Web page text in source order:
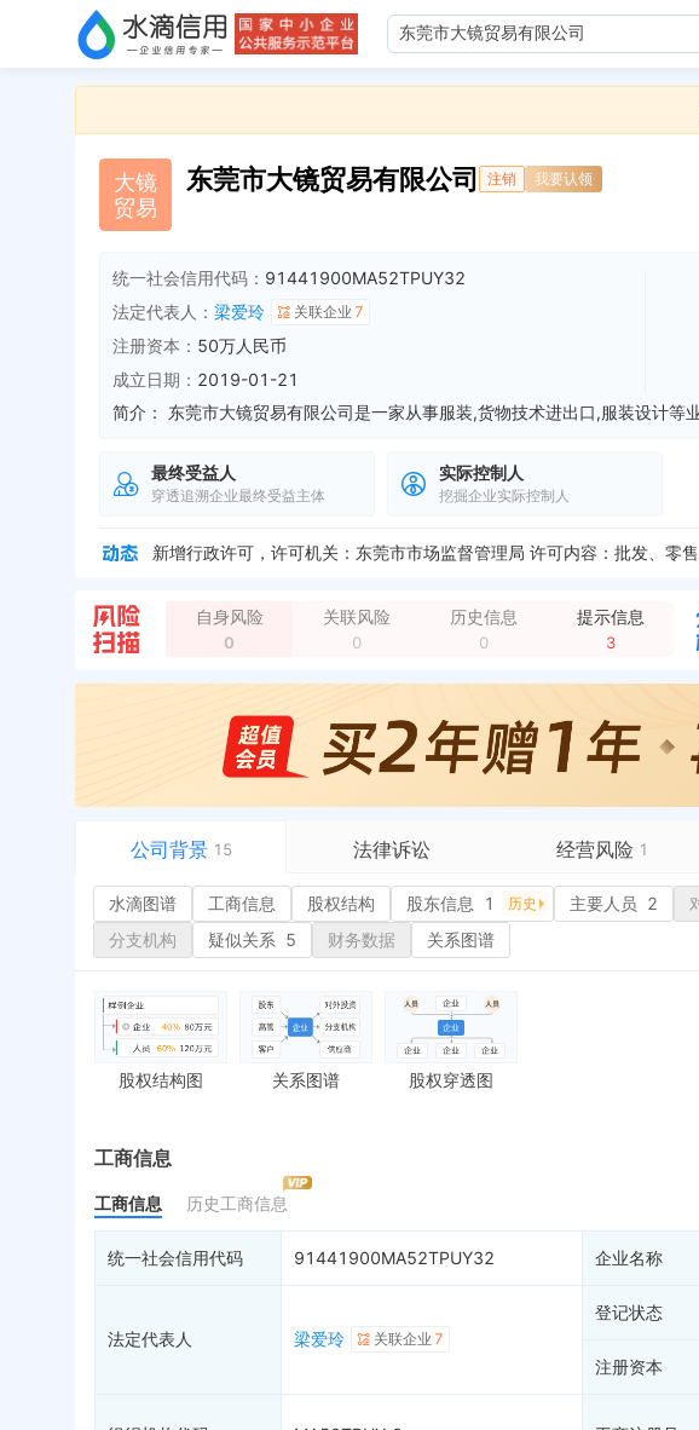
大镜
贸易
东莞市大镜贸易有限公司 注销 我要认领
统一社会信用代码： 91441900MA52TPUY32
法定代表人： 梁爱玲 关联企业 7
注册资本： 50万人民币
成立日期： 2019-01-21
简介：
最终受益人
穿透追溯企业最终受益主体
实际控制人
挖掘企业实际控制人
自身风险
0
关联风险
0
历史信息
0
提示信息
3
公司背景 15 法律诉讼 经营风险 1
水滴图谱
工商信息
股东信息
历史
主要人员 2
对外投资
控制企业
最终受益人
企业年报
工商自主公示
财务数据
司法案件
立案信息
法院公告
裁判文书
送达公告
被执行人
终本案件
询价评估
司法协助
或有债务债权
1
注销备案
水滴图谱 工商信息 股权结构 股东信息 1 历史 主要人员 2
分支机构
疑似关系 5 财务数据 关系图谱
股权结构图 关系图谱 股权穿透图
工商信息
工商信息 历史工商信息
统一社会信用代码 91441900MA52TPUY32 企业名称
法定代表人 梁爱玲 关联企业 7
登记状态
注册资本